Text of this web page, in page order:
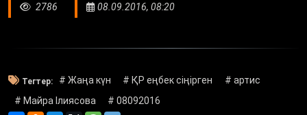
2786 08.09.2016, 08:20
Тегтер: # Жаңа күн # ҚР еңбек сіңірген
# артис
# Майра Ілиясова
# 08092016